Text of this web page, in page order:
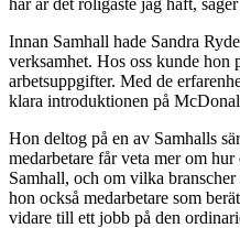
Innan Samhall hade Sandra
verksamhet. Hos oss kunde hon
arbetsuppgifter. Med de
klara introduktionen på
Hon deltog på en av Samhalls
medarbetare får veta mer om
Samhall, och om vilka
hon också medarbetare som
vidare till ett jobb på den